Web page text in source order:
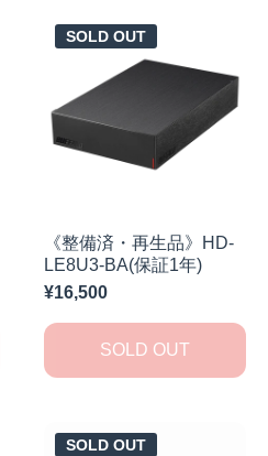
SOLD OUT
《整備済・再生品》HD-
LE8U3-BA(保証1年)
¥16,500
SOLD OUT
SOLD OUT